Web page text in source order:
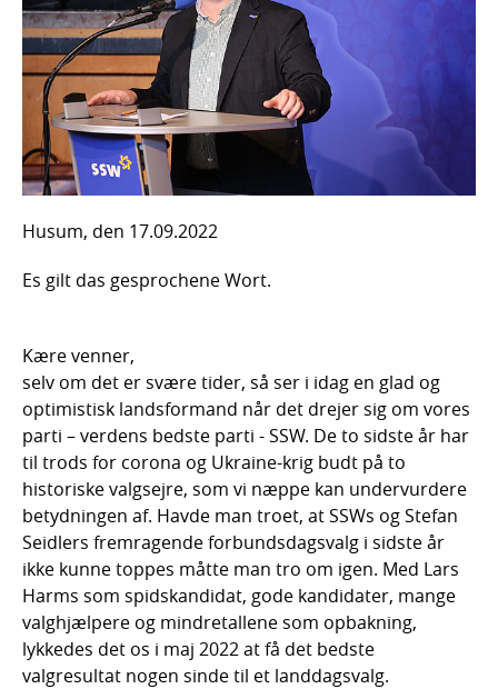
Husum, den 17.09.2022
Es gilt das gesprochene Wort.
Kære venner,
selv om det er svære tider, så ser i idag en glad og
optimistisk landsformand når det drejer sig om vores
parti – verdens bedste parti - SSW. De to sidste år har
til trods for corona og Ukraine-krig budt på to
historiske valgsejre, som vi næppe kan undervurdere
betydningen af. Havde man troet, at SSWs og Stefan
Seidlers fremragende forbundsdagsvalg i sidste år
ikke kunne toppes måtte man tro om igen. Med Lars
Harms som spidskandidat, gode kandidater, mange
valghjælpere og mindretallene som opbakning,
lykkedes det os i maj 2022 at få det bedste
valgresultat nogen sinde til et landdagsvalg.